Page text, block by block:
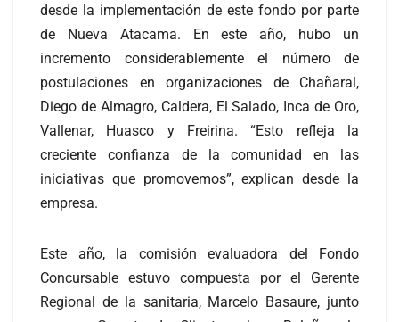
desde la implementación de este fondo por parte
de Nueva Atacama. En este año, hubo un
incremento considerablemente el número de
postulaciones en organizaciones de Chañaral,
Diego de Almagro, Caldera, El Salado, Inca de Oro,
Vallenar, Huasco y Freirina. “Esto refleja la
creciente confianza de la comunidad en las
iniciativas que promovemos”, explican desde la
empresa.
Este año, la comisión evaluadora del Fondo
Concursable estuvo compuesta por el Gerente
Regional de la sanitaria, Marcelo Basaure, junto